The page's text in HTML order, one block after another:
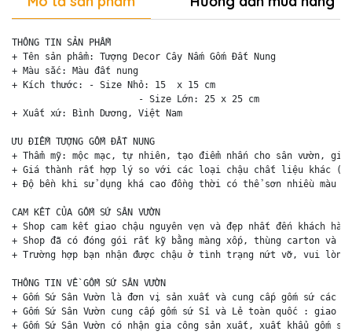
THÔNG TIN SẢN PHẨM
+ Tên sản phẩm: Tượng Decor Cây Nấm Gốm Đất Nung
+ Màu sắc: Màu đất nung
+ Kích thước: - Size Nhỏ: 15  x 15 cm
                       - Size Lớn: 25 x 25 cm
+ Xuất xứ: Bình Dương, Việt Nam
ƯU ĐIỂM TƯỢNG GỐM ĐẤT NUNG
+ Thẩm mỹ: mộc mạc, tự nhiên, tạo điểm nhấn cho sân vườn,
+ Giá thành rất hợp lý so với các loại chậu chất liệu khác
+ Độ bền khi sử dụng khá cao đồng thời có thể sơn nhiều màu
CAM KẾT CỦA GỐM SỨ SÂN VƯỜN
+ Shop cam kết giao chậu nguyên vẹn và đẹp nhất đến khách hàng
+ Shop đã có đóng gói rất kỹ bằng màng xốp, thùng carton và
+ Trường hợp bạn nhận được chậu ở tình trạng nứt vỡ, vui lòng
THÔNG TIN VỀ GỐM SỨ SÂN VƯỜN
+ Gốm Sứ Sân Vườn là đơn vị sản xuất và cung cấp gốm sứ
+ Gốm Sứ Sân Vườn cung cấp gốm sứ Sỉ và Lẻ toàn quốc :
+ Gốm Sứ Sân Vườn có nhận gia công sản xuất, xuất khẩu gốm sứ